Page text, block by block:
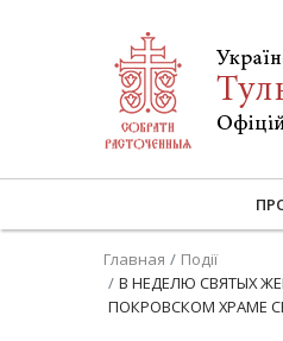
Главная
Події
В НЕДЕЛЮ СВЯТЫХ
ПОКРОВСКОМ ХРАМЕ